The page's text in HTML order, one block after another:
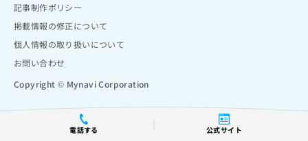
電話する 公式サイト
記事制作ポリシー
掲載情報の修正について
個人情報の取り扱いについて
お問い合わせ
Copyright © Mynavi Corporation